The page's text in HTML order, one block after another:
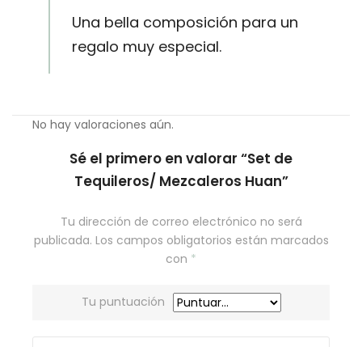
Una bella composición para un
regalo muy especial.
No hay valoraciones aún.
Sé el primero en valorar “Set de
Tequileros/ Mezcaleros Huan”
Tu dirección de correo electrónico no será
publicada. Los campos obligatorios están marcados
con *
Tu puntuación